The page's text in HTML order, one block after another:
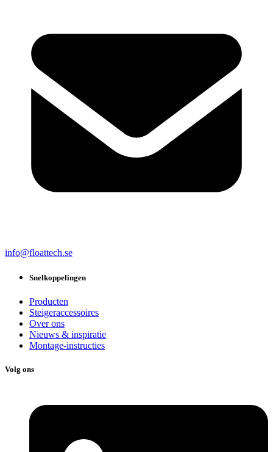
info@floattech.se
Snelkoppelingen
Producten
Steigeraccessoires
Over ons
Nieuws & inspiratie
Montage-instructies
Volg ons